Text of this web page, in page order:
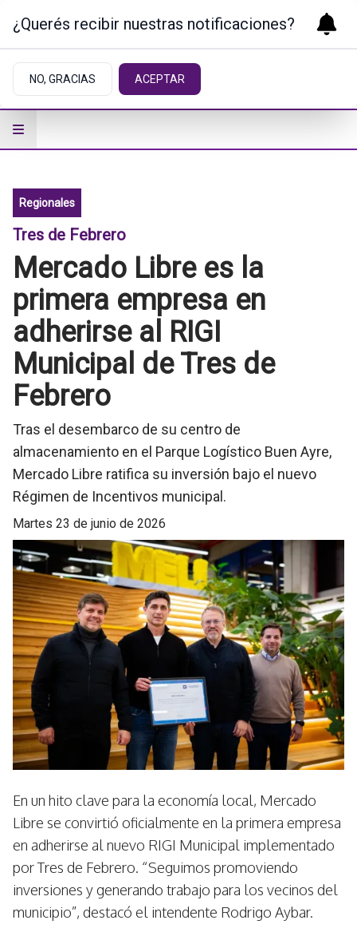
Regionales
Tres de Febrero
Mercado Libre es la
primera empresa en
adherirse al RIGI
Municipal de Tres de
Febrero
Tras el desembarco de su centro de
almacenamiento en el Parque Logístico Buen Ayre,
Mercado Libre ratifica su inversión bajo el nuevo
Régimen de Incentivos municipal.
martes 23 de junio de 2026
En un hito clave para la economía local, Mercado
Libre se convirtió oficialmente en la primera empresa
en adherirse al nuevo RIGI Municipal implementado
por Tres de Febrero. “Seguimos promoviendo
inversiones y generando trabajo para los vecinos del
municipio”, destacó el intendente Rodrigo Aybar.
¿Querés recibir nuestras notificaciones?
NO, GRACIAS ACEPTAR